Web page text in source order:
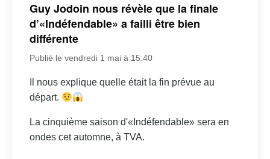
Guy Jodoin nous révèle que la finale
d’«Indéfendable» a failli être bien
différente
Publié le vendredi 1 mai à 15:40
Il nous explique quelle était la fin prévue au
départ.
La cinquième saison d'«Indéfendable» sera en
ondes cet automne, à TVA.